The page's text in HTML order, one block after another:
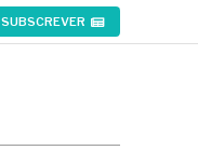
SUBSCREVER